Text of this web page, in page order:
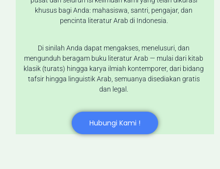
khusus bagi Anda: mahasiswa, santri, pengajar, dan
pencinta literatur Arab di Indonesia.
Di sinilah Anda dapat mengakses, menelusuri, dan
mengunduh beragam buku literatur Arab — mulai dari kitab
klasik (turats) hingga karya ilmiah kontemporer, dari bidang
tafsir hingga linguistik Arab, semuanya disediakan gratis
dan legal.
Hubungi Kami !